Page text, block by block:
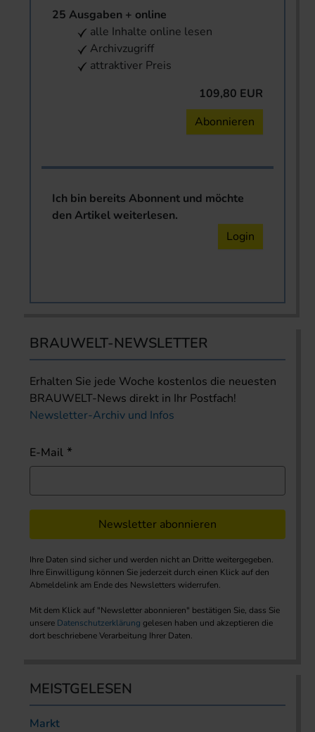
25 Ausgaben + online
alle Inhalte online lesen
Archivzugriff
attraktiver Preis
109,80 EUR
Abonnieren
Ich bin bereits Abonnent und möchte
den Artikel weiterlesen.
Login
BRAUWELT-NEWSLETTER
Erhalten Sie jede Woche kostenlos die neuesten
BRAUWELT-News direkt in Ihr Postfach!
Newsletter-Archiv und Infos
E-Mail
Newsletter abonnieren
Ihre Daten sind sicher und werden nicht an Dritte weitergegeben.
Ihre Einwilligung können Sie jederzeit durch einen Klick auf den
Abmeldelink am Ende des Newsletters widerrufen.
Mit dem Klick auf "Newsletter abonnieren" bestätigen Sie, dass Sie
unsere Datenschutzerklärung gelesen haben und akzeptieren die
dort beschriebene Verarbeitung Ihrer Daten.
MEISTGELESEN
Markt